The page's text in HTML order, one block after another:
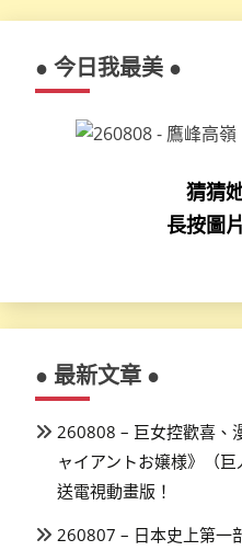
● 今日我最美 ●
猜猜
長按圖
● 最新文章 ●
260808 – 巨女控歡喜、
ャイアントお嬢様》（
送電視動畫版！
260807 – 日本史上第一